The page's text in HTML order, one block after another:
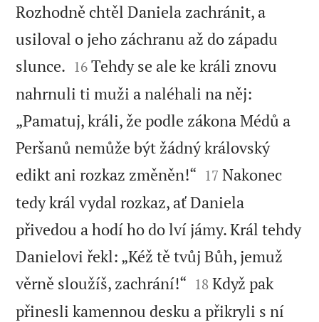
Rozhodně chtěl Daniela zachránit, a
usiloval o jeho záchranu až do západu
slunce. 

16 Tehdy se ale ke králi znovu
nahrnuli ti muži a naléhali na něj:
„Pamatuj, králi, že podle zákona Médů a
Peršanů nemůže být žádný královský
edikt ani rozkaz změněn!“ 

17 Nakonec
tedy král vydal rozkaz, ať Daniela
přivedou a hodí ho do lví jámy. Král tehdy
Danielovi řekl: „Kéž tě tvůj Bůh, jemuž
věrně sloužíš, zachrání!“ 

18 Když pak
přinesli kamennou desku a přikryli s ní